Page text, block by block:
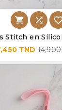
 
Stitch en
TND